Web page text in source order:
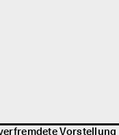
Vorstellung